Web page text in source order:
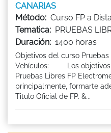
CANARIAS
Método: Curso FP a
Tematica: PRUEBAS
Duración: 1400 horas
Objetivos del curso
Vehículos: Los objetivos
Pruebas Libres FP
principalmente, formarte
Titulo Oficial de FP. &...